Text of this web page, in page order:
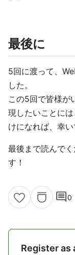
最後に
5回に渡って、
した。
この5回で皆様が
現したいことに
けになれば、幸い
最後まで読んで
す！
comment0
Register as